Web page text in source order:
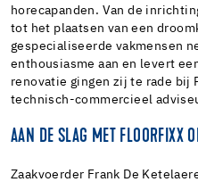
horecapanden. Van de
tot het plaatsen van een
gespecialiseerde vakmensen
enthousiasme aan en levert
renovatie gingen zij te rade bij
technisch-commercieel
AAN DE SLAG MET FLOORFIXX
Zaakvoerder Frank De